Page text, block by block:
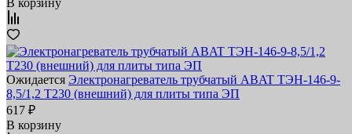
В корзину
Ожидается Электронагреватель трубчатый ABAT ТЭН-146-9-
8,5/1,2 Т230 (внешний) для плиты типа ЭП
617 ₽
В корзину